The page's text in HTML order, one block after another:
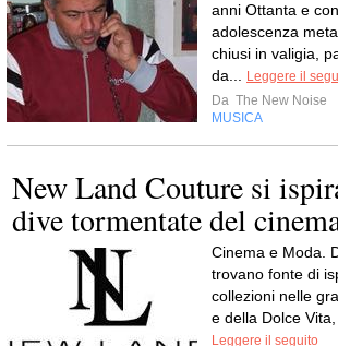
anni Ottanta e
adolescenza
chiusi in valigia,
da...
Leggere il
Da The New Noise
MUSICA
New Land Couture si
dive tormentate del
Cinema e Moda.
trovano fonte di
collezioni nelle
e della Dolce Vita,
Leggere il seguito